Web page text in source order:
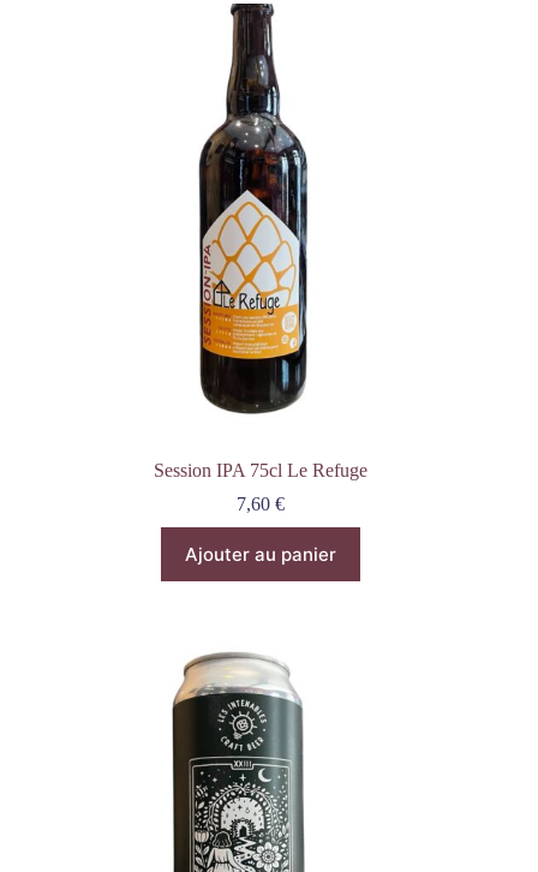
Session IPA 75cl Le Refuge
7,60€
Ajouter au panier